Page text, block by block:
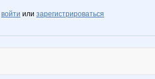
войти или зарегистрироваться